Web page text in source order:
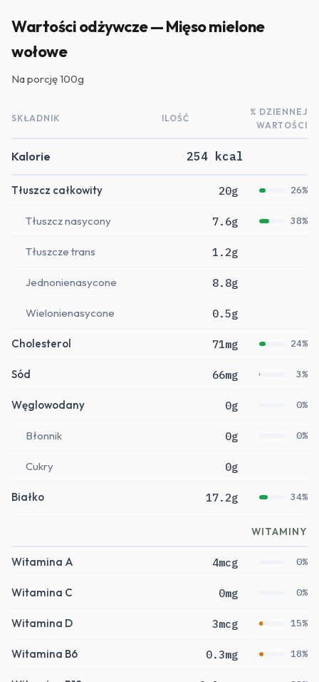
Wartości odżywcze — Mięso mielone
wołowe
Na porcję100g
SKŁADNIK ILOŚĆ
% DZIENNEJ
WARTOŚCI
Kalorie 254 kcal
Tłuszcz całkowity 20g 26%
Tłuszcz nasycony 7.6g 38%
Tłuszcze trans 1.2g
Jednonienasycone 8.8g
Wielonienasycone 0.5g
Cholesterol 71mg 24%
Sód 66mg 3%
Węglowodany 0g 0%
Błonnik 0g 0%
Cukry 0g
Białko 17.2g 34%
WITAMINY
Witamina A 4mcg 0%
Witamina C 0mg 0%
Witamina D 3mcg 15%
Witamina B6 0.3mg 18%